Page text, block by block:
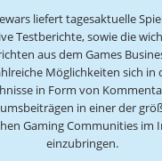
liefert tagesaktuelle
Testberichte, sowie die
aus dem Games
Möglichkeiten sich in
in Form von
in einer der
Gaming Communities im
einzubringen.